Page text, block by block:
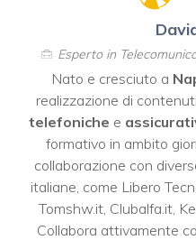
Esperto in
Nato e cresciuto a
realizzazione di
telefoniche e
formativo in ambito
collaborazione con
italiane, come Libero
Tomshw.it, Clubalfa.it,
Collabora attivamente